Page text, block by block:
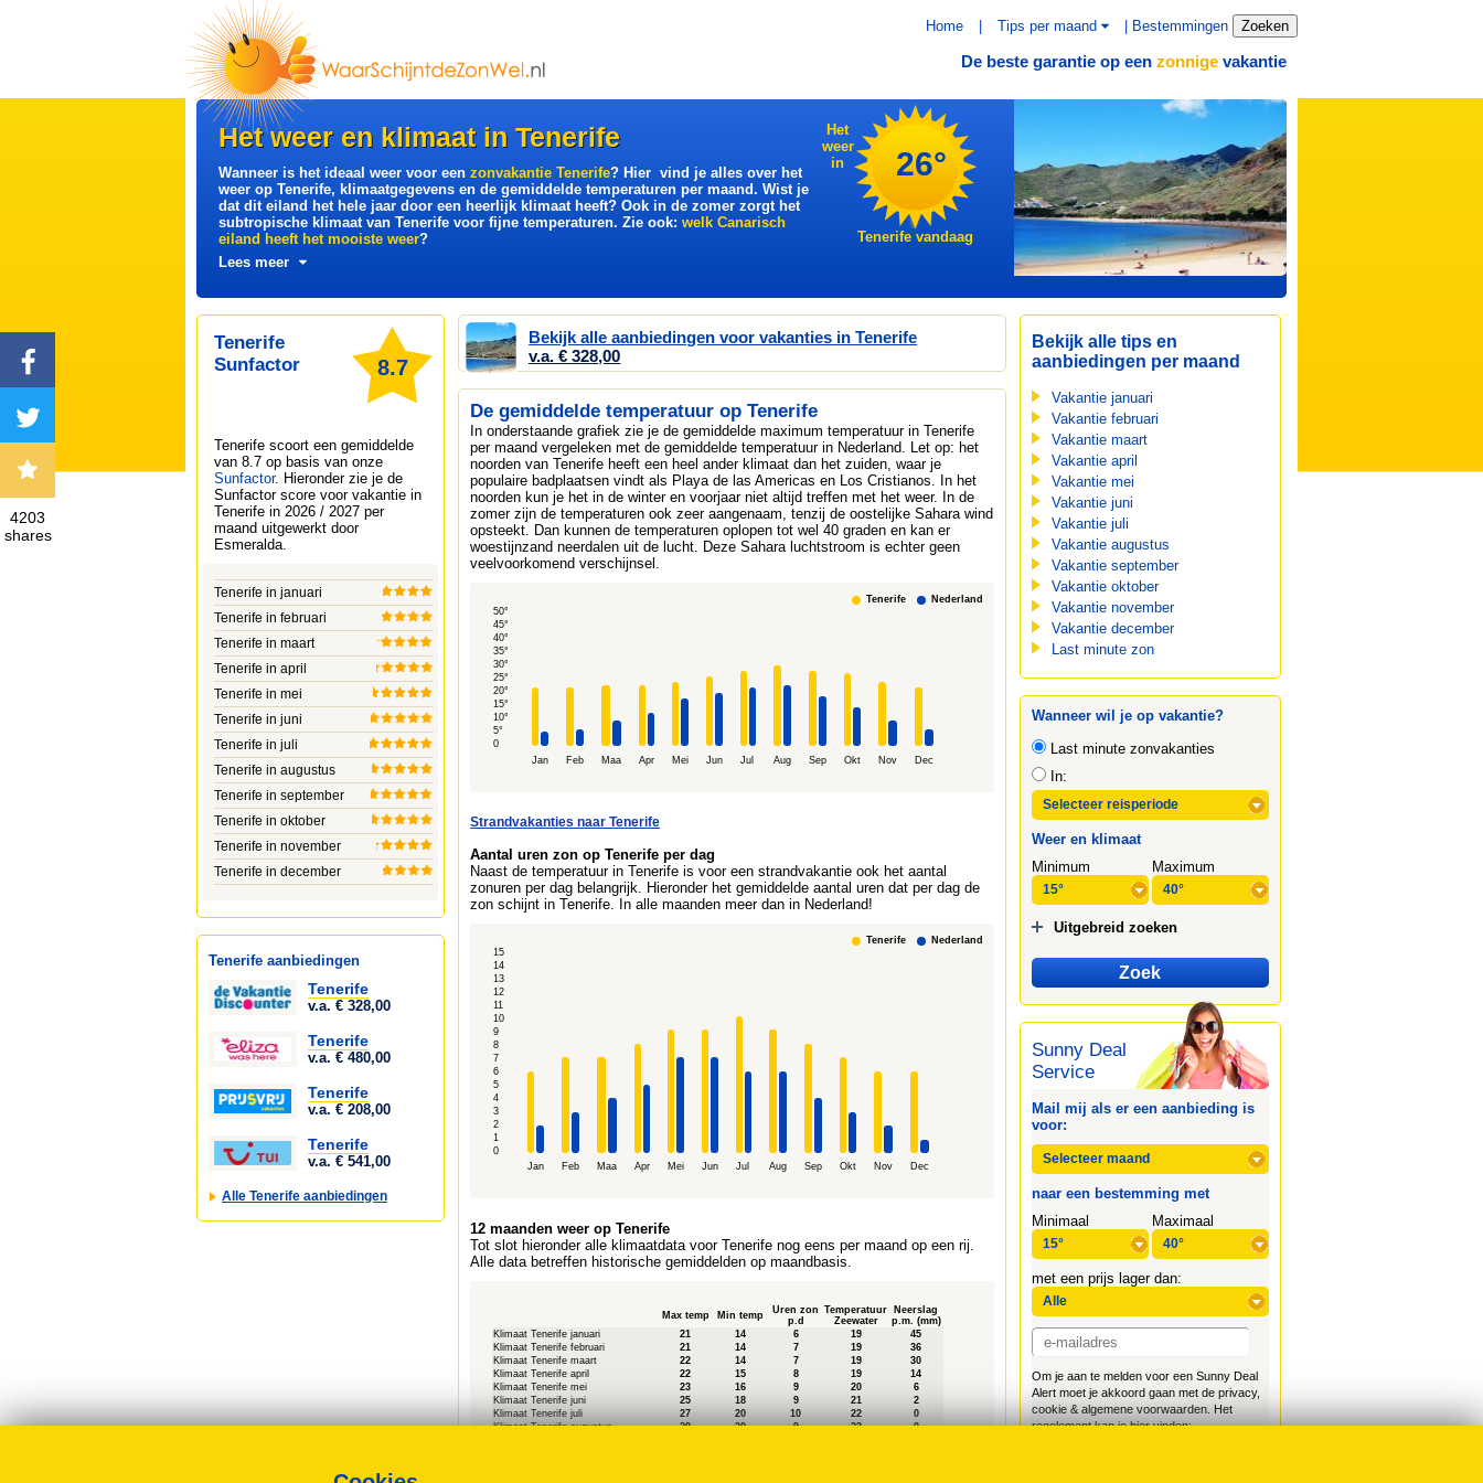
Home Tips per maand Bestemmingen Zoeken
De beste garantie op een zonnige vakantie
26°
Het
weer
in
Tenerife vandaag
Het weer en klimaat in Tenerife
Wanneer is het ideaal weer voor een zonvakantie Tenerife? Hier vind je alles over het
weer op Tenerife, klimaatgegevens en de gemiddelde temperaturen per maand. Wist je
dat dit eiland het hele jaar door een heerlijk klimaat heeft? Ook in de zomer zorgt het
subtropische klimaat van Tenerife voor fijne temperaturen. Zie ook: welk Canarisch
eiland heeft het mooiste weer?
Lees meer
Tenerife
Sunfactor
8.7
Tenerife scoort een gemiddelde
van 8.7 op basis van onze
Sunfactor. Hieronder zie je de
Sunfactor score voor vakantie in
Tenerife in 2026 / 2027 per
maand uitgewerkt door
Esmeralda.
Tenerife in januari
Tenerife in februari
Tenerife in maart
Tenerife in april
Tenerife in mei
Tenerife in juni
Tenerife in juli
Tenerife in augustus
Tenerife in september
Tenerife in oktober
Tenerife in november
Tenerife in december
Tenerife aanbiedingen
Tenerife
v.a. € 328,00
Tenerife
v.a. € 480,00
Tenerife
v.a. € 208,00
Tenerife
v.a. € 541,00
Alle Tenerife aanbiedingen
Bekijk alle aanbiedingen voor vakanties in Tenerife
v.a. € 328,00
De gemiddelde temperatuur op Tenerife
In onderstaande grafiek zie je de gemiddelde maximum temperatuur in Tenerife
per maand vergeleken met de gemiddelde temperatuur in Nederland. Let op: het
noorden van Tenerife heeft een heel ander klimaat dan het zuiden, waar je
populaire badplaatsen vindt als Playa de las Americas en Los Cristianos. In het
noorden kun je het in de winter en voorjaar niet altijd treffen met het weer. In de
zomer zijn de temperaturen ook zeer aangenaam, tenzij de oostelijke Sahara wind
opsteekt. Dan kunnen de temperaturen oplopen tot wel 40 graden en kan er
woestijnzand neerdalen uit de lucht. Deze Sahara luchtstroom is echter geen
veelvoorkomend verschijnsel.
50°
45°
40°
35°
30°
25°
20°
15°
10°
5°
0
Jan
Feb Maa Apr Mei Jun Jul Aug Sep Okt Nov Dec
Tenerife Nederland
Strandvakanties naar Tenerife
Aantal uren zon op Tenerife per dag
Naast de temperatuur in Tenerife is voor een strandvakantie ook het aantal
zonuren per dag belangrijk. Hieronder het gemiddelde aantal uren dat per dag de
zon schijnt in Tenerife. In alle maanden meer dan in Nederland!
15
14
13
12
11
10
9
8
7
6
5
4
3
2
1
0
Jan
Feb Maa Apr Mei Jun Jul Aug Sep Okt Nov Dec
Tenerife Nederland
12 maanden weer op Tenerife
Tot slot hieronder alle klimaatdata voor Tenerife nog eens per maand op een rij.
Alle data betreffen historische gemiddelden op maandbasis.
Max temp Min temp
Uren zon
p.d
Temperatuur
Zeewater
Neerslag
p.m. (mm)
Klimaat Tenerife januari
21 14 6 19
45
Klimaat Tenerife februari
21 14 7 19
36
Klimaat Tenerife maart
22 14 7 19
30
Klimaat Tenerife april
22 15 8 19
14
Klimaat Tenerife mei
23 16 9 20
6
Klimaat Tenerife juni
25 18 9 21
2
Klimaat Tenerife juli
27 20 10 22
0
Klimaat Tenerife augustus
29 20 9 23
0
Bekijk alle tips en
aanbiedingen per maand
Vakantie januari
Vakantie februari
Vakantie maart
Vakantie april
Vakantie mei
Vakantie juni
Vakantie juli
Vakantie augustus
Vakantie september
Vakantie oktober
Vakantie november
Vakantie december
Last minute zon
Wanneer wil je op vakantie?
Last minute zonvakanties
In:
Weer en klimaat
Minimum
Maximum
Uitgebreid zoeken
Sunny Deal
Service
Mail mij als er een aanbieding is
voor:
naar een bestemming met
Minimaal
Maximaal
met een prijs lager dan:
Om je aan te melden voor een Sunny Deal
Alert moet je akkoord gaan met de privacy,
cookie & algemene voorwaarden. Het
regelement kan je hier vinden:
4203
shares